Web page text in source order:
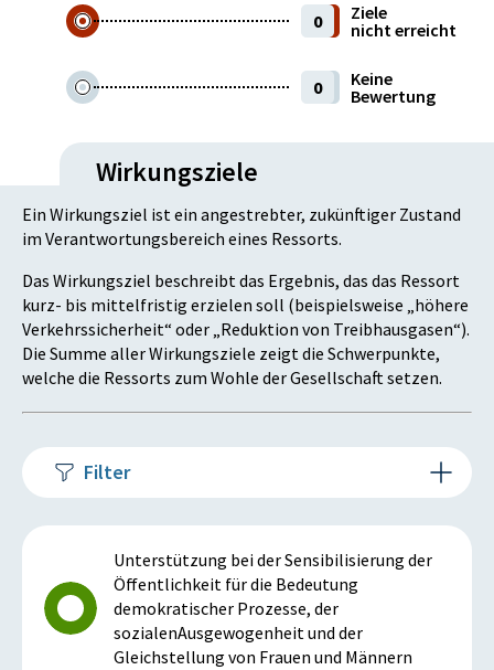
0
Ziele
nicht erreicht
0
Keine
Bewertung
Wirkungsziele
Ein Wirkungsziel ist ein angestrebter, zukünftiger Zustand
im Verantwortungsbereich eines Ressorts.
Das Wirkungsziel beschreibt das Ergebnis, das das Ressort
kurz- bis mittelfristig erzielen soll (beispielsweise „höhere
Verkehrssicherheit“ oder „Reduktion von Treibhausgasen“).
Die Summe aller Wirkungsziele zeigt die Schwerpunkte,
welche die Ressorts zum Wohle der Gesellschaft setzen.
Filter
Unterstützung bei der Sensibilisierung der
Öffentlichkeit für die Bedeutung
demokratischer Prozesse, der
sozialenAusgewogenheit und der
Gleichstellung von Frauen und Männern